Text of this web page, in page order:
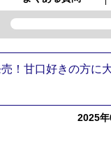
の日
！甘口好きの方に
2025年